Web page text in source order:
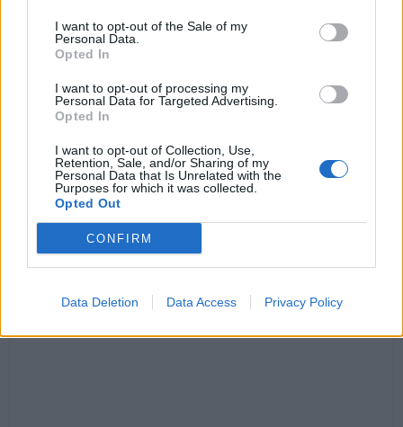
I want to opt-out of the Sale of my
Personal Data.
Opted In
I want to opt-out of processing my
Personal Data for Targeted Advertising.
Opted In
I want to opt-out of Collection, Use,
Retention, Sale, and/or Sharing of my
Personal Data that Is Unrelated with the
Purposes for which it was collected.
Opted Out
CONFIRM
Data Deletion Data Access Privacy Policy
Kopplingsbeslag Basic
Art nr: KOPBASIC, Lev. tid: Ca 4 veckor
För ihopkoppling av U-Sit / B-Bitz sittmoduler. Säljs i par.